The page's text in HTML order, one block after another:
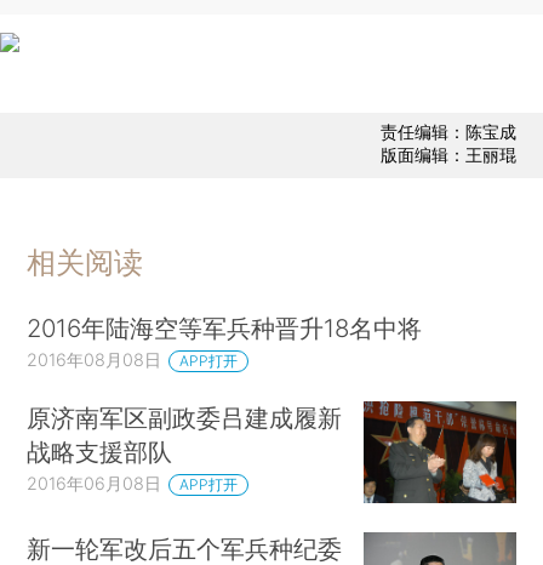
责任编辑：陈宝成
版面编辑：王丽琨
相关阅读
2016年陆海空等军兵种晋升18名中将
2016年08月08日 APP打开
原济南军区副政委吕建成履新
战略支援部队
2016年06月08日 APP打开
新一轮军改后五个军兵种纪委